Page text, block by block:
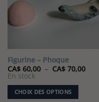
Figurine – Phoque
CA$60,00 – CA$70,00Plage
En stock
CHOIX DES OPTIONS